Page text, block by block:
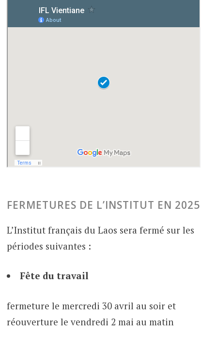
FERMETURES DE L’INSTITUT EN 2025
L’Institut français du Laos sera fermé sur les
périodes suivantes :
Fête du travail
fermeture le mercredi 30 avril au soir et
réouverture le vendredi 2 mai au matin